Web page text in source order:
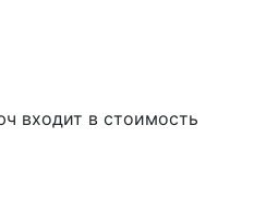
входит в стоимость